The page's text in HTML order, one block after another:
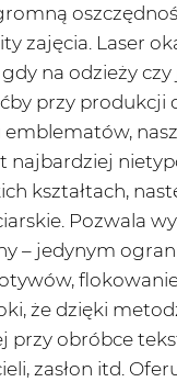
zajęcia. Laser
na odzieży
przy
najbardziej
kształtach,
Pozwala
– jedynym
że dzięki
przy obróbce
zasłon itd.